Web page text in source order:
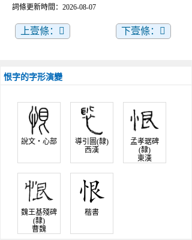
詞條更新時間：2026-08-07
上壹條：𢙃 下壹條：𢚉
恨字的字形演變
說文‧心部
導引圖(隸)
西漢
孟孝琚碑
(隸)
東漢
魏王基殘碑
(隸)
曹魏
楷書